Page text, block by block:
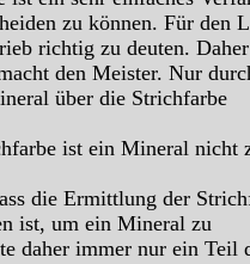
zu können. Für den
richtig zu deuten.
den Meister. Nur
über die Strichfarbe
ist ein Mineral nicht
die Ermittlung der
ist, um ein Mineral zu
daher immer nur ein Teil